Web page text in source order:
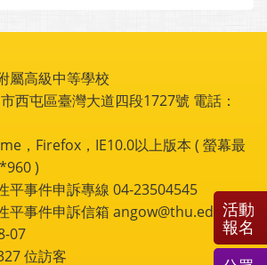
屬高級中等學校
西屯區臺灣大道四段1727號 電話：
，Firefox，IE10.0以上版本 ( 螢幕最
)
平事件申訴專線 04-23504545
平事件申訴信箱 angow@thu.edu.tw
07
位訪客
活動
報名